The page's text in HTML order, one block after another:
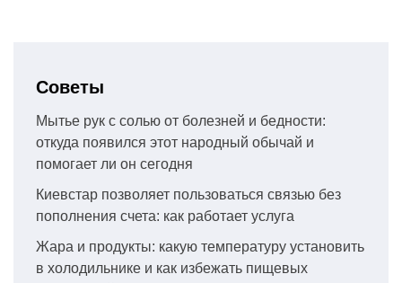
Советы
Мытье рук с солью от болезней и бедности:
откуда появился этот народный обычай и
помогает ли он сегодня
Киевстар позволяет пользоваться связью без
пополнения счета: как работает услуга
Жара и продукты: какую температуру установить
в холодильнике и как избежать пищевых